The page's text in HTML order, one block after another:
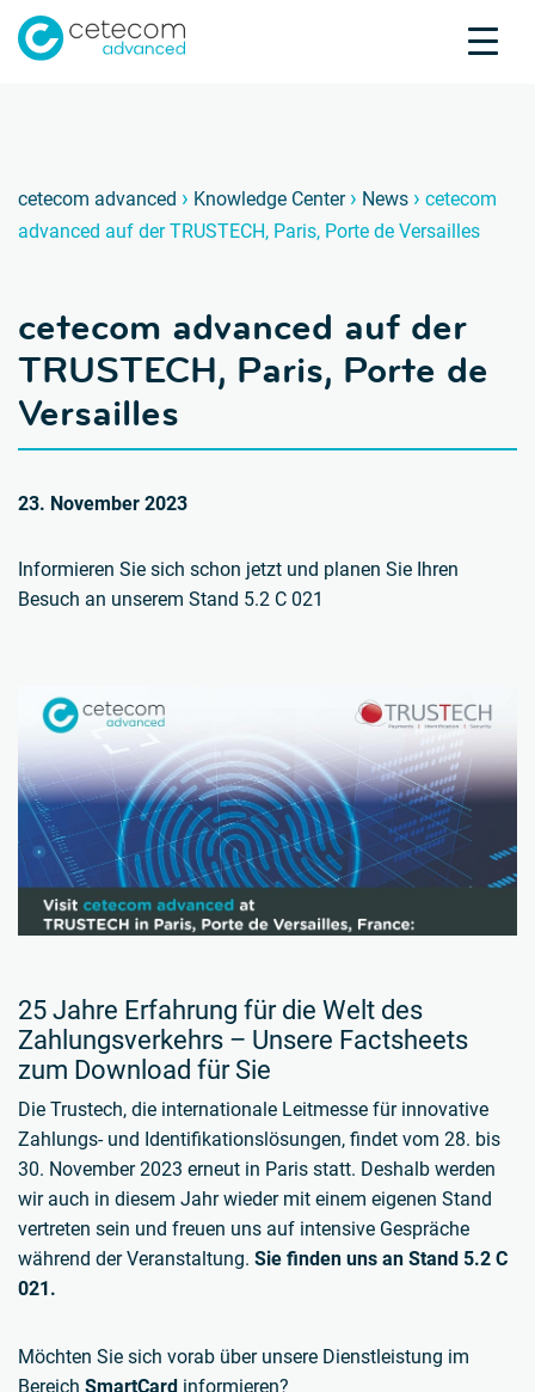
Über uns
Branchen
Knowledge Center
cetecom advanced › Knowledge Center › News › cetecom
advanced auf der TRUSTECH, Paris, Porte de Versailles
cetecom advanced auf der
TRUSTECH, Paris, Porte de
Versailles
23. November 2023
Informieren Sie sich schon jetzt und planen Sie Ihren
Besuch an unserem Stand 5.2 C 021
25 Jahre Erfahrung für die Welt des
Zahlungsverkehrs – Unsere Factsheets
zum Download für Sie
Die Trustech, die internationale Leitmesse für innovative
Zahlungs- und Identifikationslösungen, findet vom 28. bis
30. November 2023 erneut in Paris statt. Deshalb werden
wir auch in diesem Jahr wieder mit einem eigenen Stand
vertreten sein und freuen uns auf intensive Gespräche
während der Veranstaltung. Sie finden uns an Stand 5.2 C
021.
Möchten Sie sich vorab über unsere Dienstleistung im
Bereich SmartCard informieren?